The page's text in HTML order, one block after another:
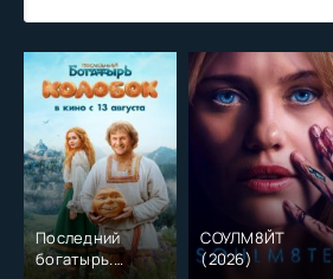
Последний
богатырь.
СОУЛМ8ЙТ
(2026)